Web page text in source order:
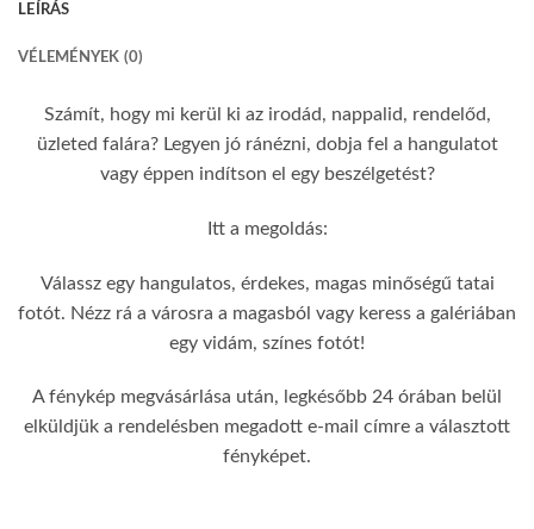
LEÍRÁS
VÉLEMÉNYEK (0)
Számít, hogy mi kerül ki az irodád, nappalid, rendelőd,
üzleted falára? Legyen jó ránézni, dobja fel a hangulatot
vagy éppen indítson el egy beszélgetést?
Itt a megoldás:
Válassz egy hangulatos, érdekes, magas minőségű tatai
fotót. Nézz rá a városra a magasból vagy keress a galériában
egy vidám, színes fotót!
A fénykép megvásárlása után, legkésőbb 24 órában belül
elküldjük a rendelésben megadott e-mail címre a választott
fényképet.